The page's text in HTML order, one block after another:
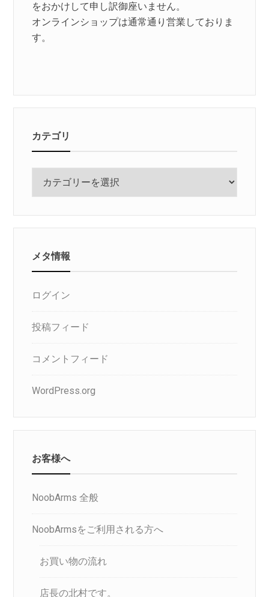
をおかけして申し訳御座いません。
オンラインショップは通常通り営業しておりま
す。
カテゴリ
メタ情報
ログイン
投稿フィード
コメントフィード
WordPress.org
お客様へ
NoobArms 全般
NoobArmsをご利用される方へ
お買い物の流れ
店長の北村です。